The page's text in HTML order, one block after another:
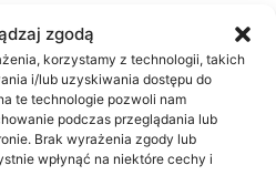
zgodą
korzystamy z technologii, takich
i/lub uzyskiwania dostępu do
te technologie pozwoli nam
podczas przeglądania lub
Brak wyrażenia zgody lub
wpłynąć na niektóre cechy i
jest w formule online i jest
wszystkich
ZAPEWNIAMY: